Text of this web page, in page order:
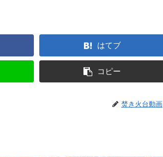
はてブ
コピー
焚き火台動画